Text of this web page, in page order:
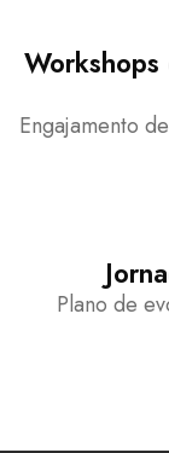
Engajamento
Plano de